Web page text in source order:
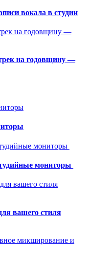
вокала в студии
на годовщину —
мониторы
вашего стиля